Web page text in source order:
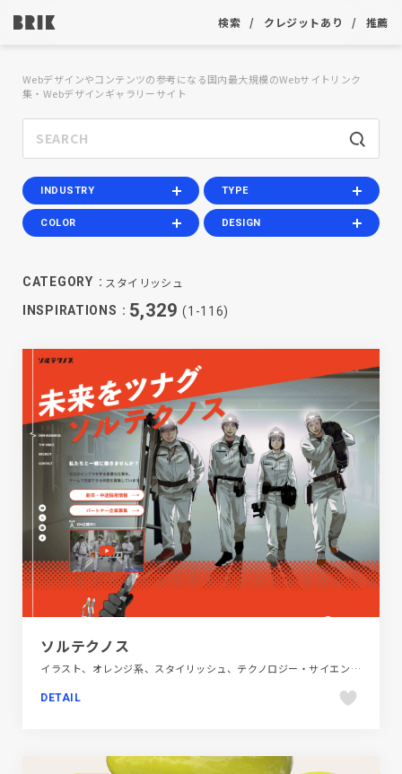
検索 クレジットあり 推薦
Webデザインやコンテンツの参考になる国内最大規模のWebサイトリンク
集・Webデザインギャラリーサイト
INDUSTRY TYPE
COLOR DESIGN
CATEGORY スタイリッシュ
INSPIRATIONS 5,329 (1-116)
ソルテクノス
イラスト、オレンジ系、スタイリッシュ、テクノロジー・サイエンス、ポップ、新卒・中途採用サイト
DETAIL